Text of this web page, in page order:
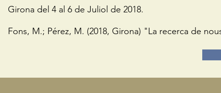
Girona del 4 al 6 de Juliol de 2018.
Fons, M.; Pérez, M. (2018, Girona) "La recerca de